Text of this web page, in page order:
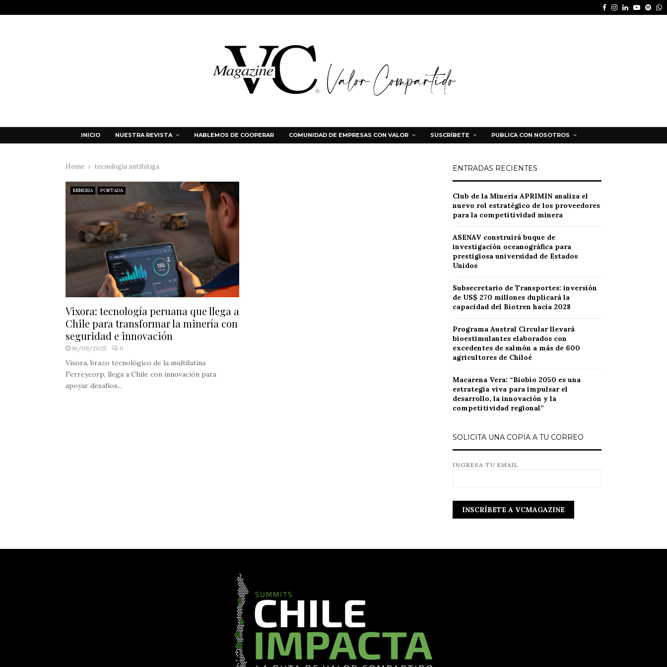
Facebook
Instagram
LinkedinYoutube
INICIO NUESTRA REVISTA HABLEMOS DE COOPERAR COMUNIDAD DE EMPRESAS CON VALOR SUSCRÍBETE PUBLICA CON NOSOTROS
Home tecnología antifatiga
MINERIA PORTADA
Vixora: tecnología peruana que llega a
Chile para transformar la minería con
seguridad e innovación
16/09/2025 0
Vixora, brazo tecnológico de la multilatina
Ferreycorp, llega a Chile con innovación para
apoyar desafíos...
ENTRADAS RECIENTES
Club de la Minería APRIMIN analiza el
nuevo rol estratégico de los proveedores
para la competitividad minera
ASENAV construirá buque de
investigación oceanográfica para
prestigiosa universidad de Estados
Unidos
Subsecretario de Transportes: inversión
de US$ 270 millones duplicará la
capacidad del Biotren hacia 2028
Programa Austral Circular llevará
bioestimulantes elaborados con
excedentes de salmón a más de 600
agricultores de Chiloé
Macarena Vera: “Biobío 2050 es una
estrategia viva para impulsar el
desarrollo, la innovación y la
competitividad regional”
SOLICITA UNA COPIA A TU CORREO
INGRESA TU EMAIL